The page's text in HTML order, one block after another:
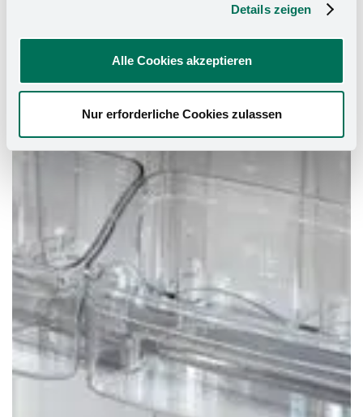
Details zeigen
Alle Cookies akzeptieren
Nur erforderliche Cookies zulassen